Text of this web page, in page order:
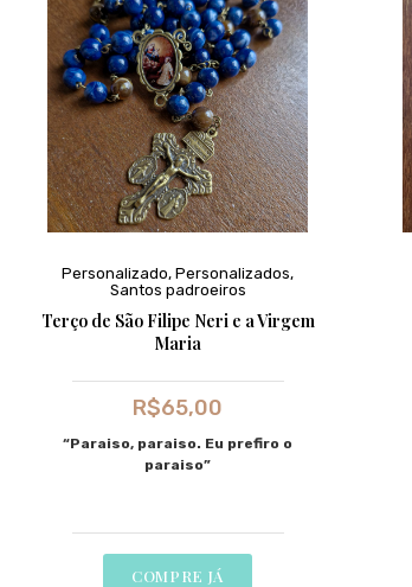
Personalizado, Personalizados,
Santos padroeiros
Terço de São Filipe Neri e a Virgem
Maria
R$65,00
“Paraiso, paraiso. Eu prefiro o
paraiso”
COMPRE JÁ